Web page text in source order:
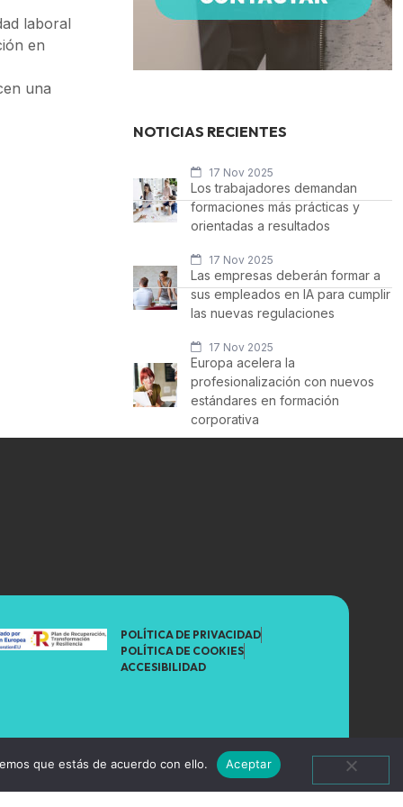
laboral
en
una
NOTICIAS RECIENTES
17 Nov 2025
Los trabajadores demandan
formaciones más prácticas y
orientadas a resultados
17 Nov 2025
Las empresas deberán formar a
sus empleados en IA para cumplir
las nuevas regulaciones
17 Nov 2025
Europa acelera la
profesionalización con nuevos
estándares en formación
corporativa
POLÍTICA DE PRIVACIDAD
POLÍTICA DE COOKIES
ACCESIBILIDAD
que estás de acuerdo con ello. Aceptar